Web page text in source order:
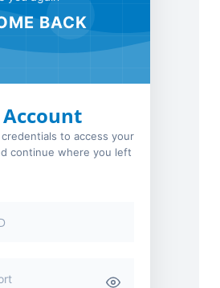
BACK
to access your
continue where you left